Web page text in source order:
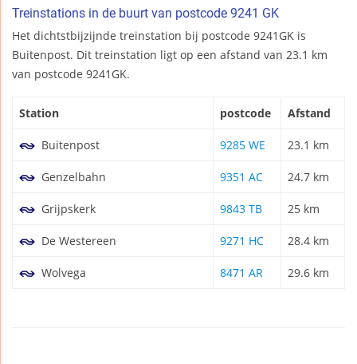
Treinstations in de buurt van postcode 9241 GK
Het dichtstbijzijnde treinstation bij postcode 9241GK is
Buitenpost. Dit treinstation ligt op een afstand van 23.1 km
van postcode 9241GK.
Station postcode Afstand
Buitenpost 9285 WE 23.1 km
Genzelbahn 9351 AC 24.7 km
Grijpskerk 9843 TB 25 km
De Westereen 9271 HC 28.4 km
Wolvega 8471 AR 29.6 km